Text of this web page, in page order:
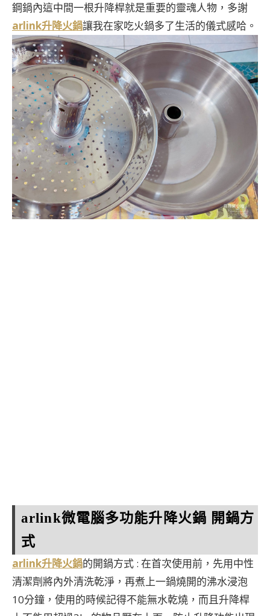
鋼鍋內這中間一根升降桿就是重要的靈魂人物，多謝
arlink升降火鍋讓我在家吃火鍋多了生活的儀式感哈。
arlink微電腦多功能升降火鍋 開鍋方
式
arlink升降火鍋的開鍋方式 : 在首次使用前，先用中性
清潔劑將內外清洗乾淨，再煮上一鍋燒開的沸水浸泡
10分鐘，使用的時候記得不能無水乾燒，而且升降桿